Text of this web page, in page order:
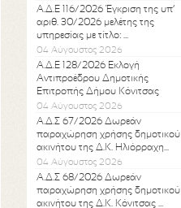
Α.Δ.Ε 116/2026 Έγκριση της υπ’
αριθ. 30/2026 μελέτης της
υπηρεσίας με τίτλο: ...
04 Αύγουστος 2026
Α.Δ.Ε 128/2026 Εκλογή
Αντιπροέδρου Δημοτικής
Επιτροπής Δήμου Κόνιτσας
04 Αύγουστος 2026
Α.Δ.Σ 67/2026 Δωρεάν
παραχώρηση χρήσης δημοτικού
ακινήτου της Δ.Κ. Ηλιόρραχη...
04 Αύγουστος 2026
Α.Δ.Σ 68/2026 Δωρεάν
παραχώρηση χρήσης δημοτικού
ακινήτου της Δ.Κ. Κόνιτσας ...